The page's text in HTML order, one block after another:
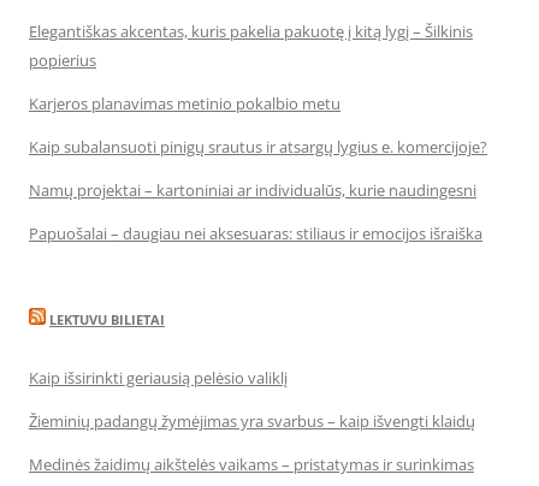
Elegantiškas akcentas, kuris pakelia pakuotę į kitą lygį – Šilkinis
popierius
Karjeros planavimas metinio pokalbio metu
Kaip subalansuoti pinigų srautus ir atsargų lygius e. komercijoje?
Namų projektai – kartoniniai ar individualūs, kurie naudingesni
Papuošalai – daugiau nei aksesuaras: stiliaus ir emocijos išraiška
LEKTUVU BILIETAI
Kaip išsirinkti geriausią pelėsio valiklį
Žieminių padangų žymėjimas yra svarbus – kaip išvengti klaidų
Medinės žaidimų aikštelės vaikams – pristatymas ir surinkimas